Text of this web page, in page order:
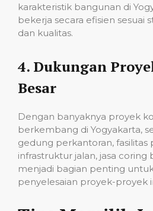
karakteristik bangunan di
bekerja secara efisien sesuai
dan kualitas.
4. Dukungan
Besar
Dengan banyaknya proyek
berkembang di Yogyakarta,
gedung perkantoran, fasilitas
infrastruktur jalan, jasa coring
menjadi bagian penting
penyelesaian proyek-proyek